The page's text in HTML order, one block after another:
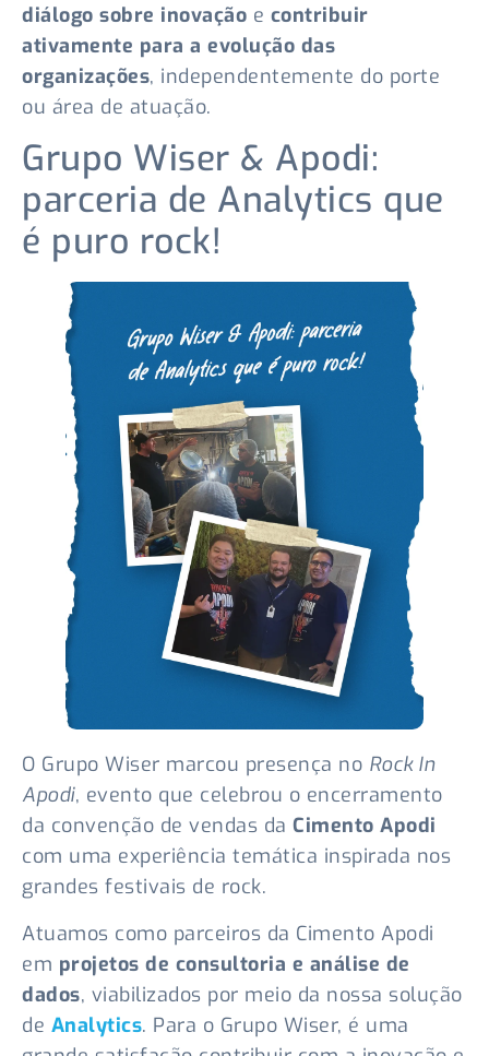
diálogo sobre inovação e contribuir
ativamente para a evolução das
organizações, independentemente do porte
ou área de atuação.
Grupo Wiser & Apodi:
parceria de Analytics que
é puro rock!
O Grupo Wiser marcou presença no Rock In
Apodi, evento que celebrou o encerramento
da convenção de vendas da Cimento Apodi
com uma experiência temática inspirada nos
grandes festivais de rock.
Atuamos como parceiros da Cimento Apodi
em projetos de consultoria e análise de
dados, viabilizados por meio da nossa solução
de Analytics. Para o Grupo Wiser, é uma